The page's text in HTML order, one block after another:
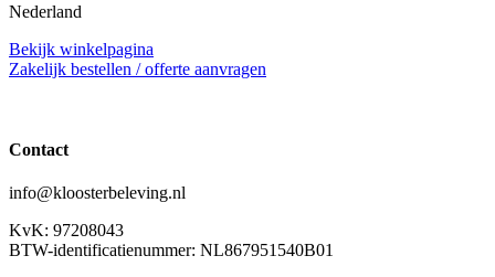
Nederland
Bekijk winkelpagina
Zakelijk bestellen / offerte aanvragen
Contact
info@kloosterbeleving.nl
KvK: 97208043
BTW-identificatienummer: NL867951540B01